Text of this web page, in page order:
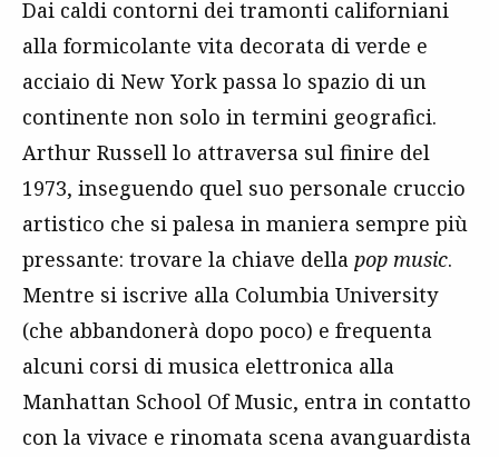
Dai caldi contorni dei tramonti californiani
alla formicolante vita decorata di verde e
acciaio di New York passa lo spazio di un
continente non solo in termini geografici.
Arthur Russell lo attraversa sul finire del
1973, inseguendo quel suo personale cruccio
artistico che si palesa in maniera sempre più
pressante: trovare la chiave della pop music.
Mentre si iscrive alla Columbia University
(che abbandonerà dopo poco) e frequenta
alcuni corsi di musica elettronica alla
Manhattan School Of Music, entra in contatto
con la vivace e rinomata scena avanguardista